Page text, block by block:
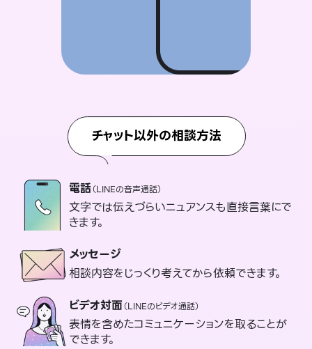
チャット以外の相談方法
電話（LINEの音声通話）
文字では伝えづらいニュアンスも直接言葉にで
きます。
メッセージ
相談内容をじっくり考えてから依頼できます。
ビデオ対面（LINEのビデオ通話）
表情を含めたコミュニケーションを取ることが
できます。